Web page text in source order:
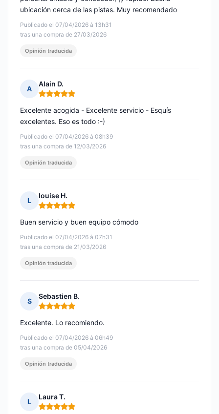
Publicado el 07/04/2026 à 13h31
tras una compra de 27/03/2026
ubicación cerca de las pistas. Muy recomendado
Opinión traducida
A
Alain D.
Nota: 5 de 5
Publicado el 07/04/2026 à 08h39
tras una compra de 12/03/2026
Excelente acogida - Excelente servicio - Esquís
excelentes. Eso es todo :-)
Opinión traducida
L
louise H.
Nota: 5 de 5
Publicado el 07/04/2026 à 07h31
tras una compra de 21/03/2026
Buen servicio y buen equipo cómodo
Opinión traducida
S
Sebastien B.
Nota: 5 de 5
Publicado el 07/04/2026 à 06h49
tras una compra de 05/04/2026
Excelente. Lo recomiendo.
Opinión traducida
L
Laura T.
Nota: 5 de 5